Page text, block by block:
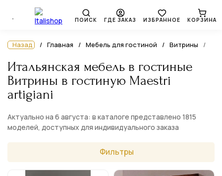
ПОИСК ГДЕ ЗАКАЗ ИЗБРАННОЕ КОРЗИНА
Назад Главная Мебель для гостиной Витрины
Итальянская мебель в гостиные
Витрины в гостиную Maestri
artigiani
Актуально на 6 августа: в каталоге представлено 1815
моделей, доступных для индивидуального заказа
Фильтры